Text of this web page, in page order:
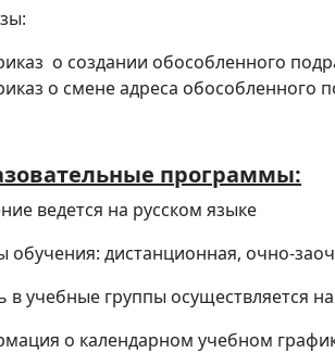
о создании обособленного
о смене адреса обособленного
программы:
ведется на русском языке
дистанционная, очно-
в учебные группы осуществляется
о календарном учебном